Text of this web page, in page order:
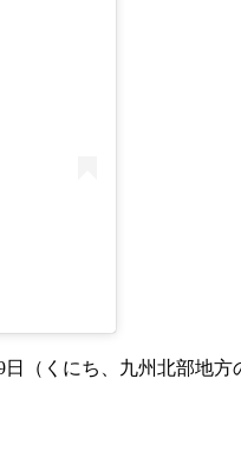
（くにち、九州北部地